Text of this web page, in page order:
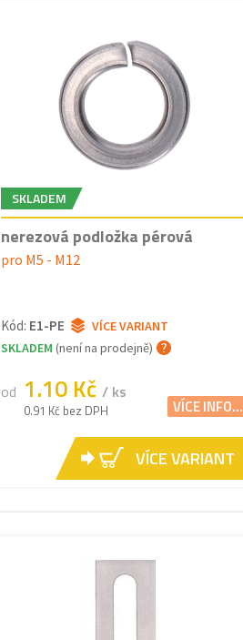
SKLADEM
nerezová podložka pérová
pro M5 - M12
Kód: E1-PE
VÍCE VARIANT
SKLADEM (není na prodejně)
od 1.10 Kč / ks
0.91 Kč bez DPH VÍCE INFO...
VÍCE VARIANT